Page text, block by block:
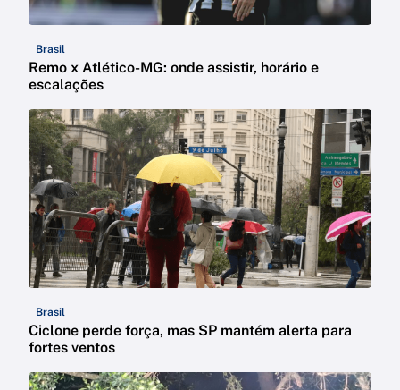
Brasil
Remo x Atlético-MG: onde assistir, horário e
escalações
Brasil
Ciclone perde força, mas SP mantém alerta para
fortes ventos